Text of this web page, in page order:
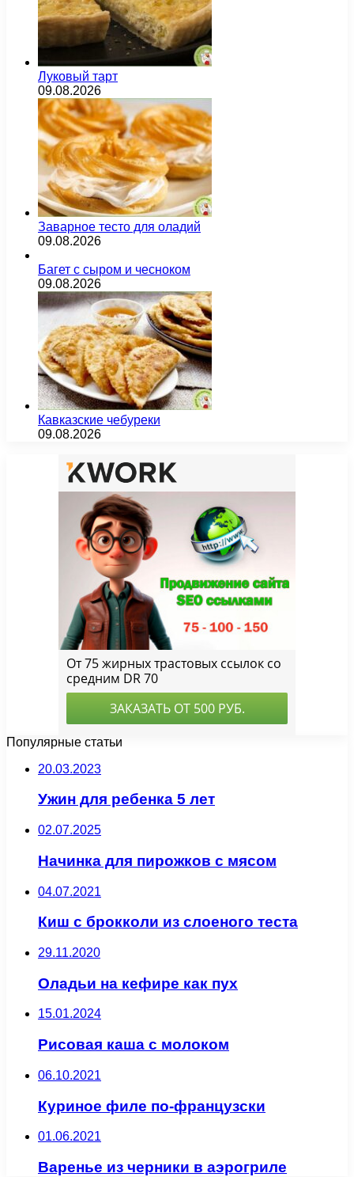
Луковый тарт
09.08.2026
Заварное тесто для оладий
09.08.2026
Багет с сыром и чесноком
09.08.2026
Кавказские чебуреки
09.08.2026
Популярные статьи
20.03.2023
Ужин для ребенка 5 лет
02.07.2025
Начинка для пирожков с мясом
04.07.2021
Киш с брокколи из слоеного теста
29.11.2020
Оладьи на кефире как пух
15.01.2024
Рисовая каша с молоком
06.10.2021
Куриное филе по-французски
01.06.2021
Варенье из черники в аэрогриле